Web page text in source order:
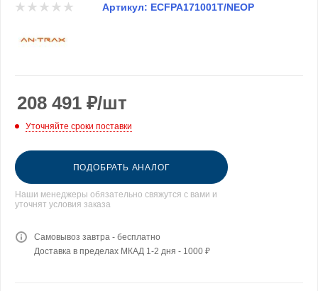
Артикул: ECFPA171001T/NEOP
208 491 ₽/шт
Уточняйте сроки поставки
ПОДОБРАТЬ АНАЛОГ
Наши менеджеры обязательно свяжутся с вами и
уточнят условия заказа
Самовывоз завтра - бесплатно
Доставка в пределах МКАД 1-2 дня - 1000 ₽